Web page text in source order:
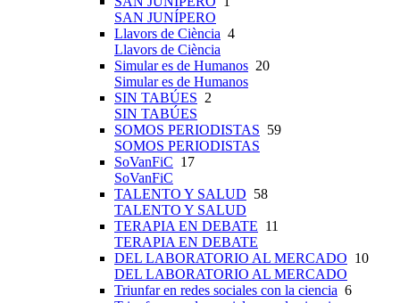
SAN JUNÍPERO
Llavors de Ciència 4
Llavors de Ciència
Simular es de Humanos 20
Simular es de Humanos
SIN TABÚES 2
SIN TABÚES
SOMOS PERIODISTAS 59
SOMOS PERIODISTAS
SoVanFiC 17
SoVanFiC
TALENTO Y SALUD 58
TALENTO Y SALUD
TERAPIA EN DEBATE 11
TERAPIA EN DEBATE
DEL LABORATORIO AL MERCADO 10
DEL LABORATORIO AL MERCADO
Triunfar en redes sociales con la ciencia 6